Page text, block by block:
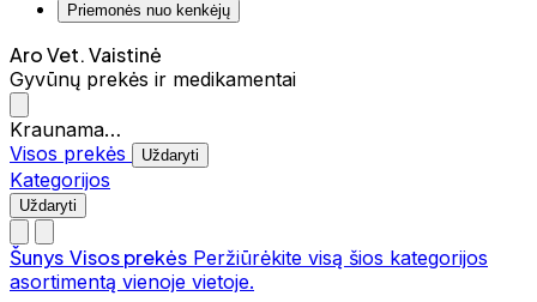
Priemonės nuo kenkėjų
Aro Vet. Vaistinė
Gyvūnų prekės ir medikamentai
Kraunama…
Visos prekės
Uždaryti
Kategorijos
Uždaryti
Šunys Visos prekės Peržiūrėkite visą šios kategorijos
asortimentą vienoje vietoje.